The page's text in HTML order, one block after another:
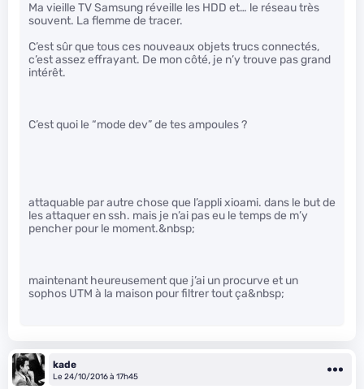
Ma vieille TV Samsung réveille les HDD et… le réseau très
souvent. La flemme de tracer.
C’est sûr que tous ces nouveaux objets trucs connectés,
c’est assez effrayant. De mon côté, je n’y trouve pas grand
intérêt.
C’est quoi le “mode dev” de tes ampoules ?
attaquable par autre chose que l’appli xioami. dans le but de
les attaquer en ssh. mais je n’ai pas eu le temps de m’y
pencher pour le moment.&nbsp;
maintenant heureusement que j’ai un procurve et un
sophos UTM à la maison pour filtrer tout ça&nbsp;
kade
Le 24/10/2016 à 17h45